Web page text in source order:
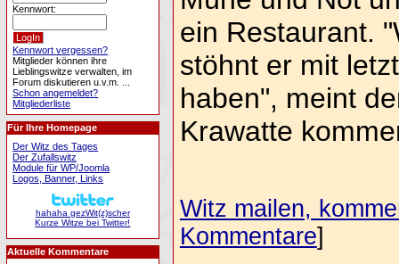
ein Restaurant.
stöhnt er mit
haben", meint
Krawatte
Witz mailen,
Kommentare]
Kennwort:
Kennwort vergessen?
Mitglieder können ihre
Lieblingswitze verwalten, im
Forum diskutieren u.v.m. ...
Schon angemeldet?
Mitgliederliste
Für Ihre Homepage
Der Witz des Tages
Der Zufallswitz
Module für WP/Joomla
Logos, Banner, Links
hahaha gezWit(z)scher
Kurze Witze bei Twitter!
Aktuelle Kommentare